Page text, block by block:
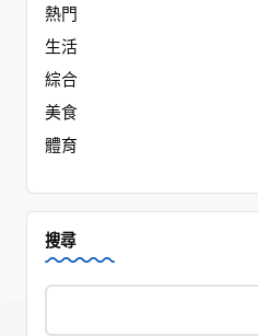
熱門
生活
綜合
美食
體育
搜尋